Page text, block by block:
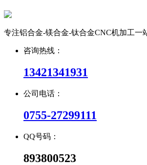
专注铝合金-镁合金-钛合金CNC机加工一
咨询热线：
13421341931
公司电话：
0755-27299111
QQ号码：
893800523